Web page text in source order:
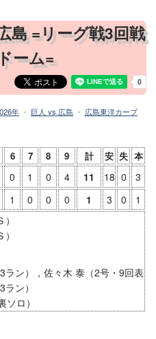
=リーグ戦3回戦
ーム=
年 ・ 巨人 vs.広島 ・ 広島東洋カープ
6 7 8 9 計 安 失 本
0 1 0 4 11 18 0
3
1 0 0 0 1 3 0
1
ラン），佐々木 泰（2号・9回表
ン）
ロ）